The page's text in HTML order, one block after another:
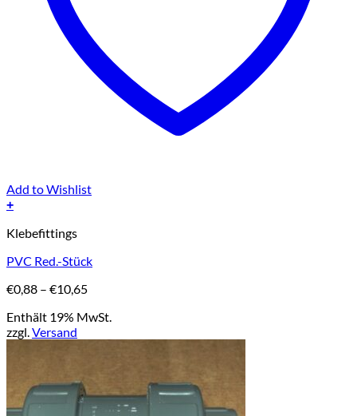
Add to Wishlist
+
Produkt
mehrere
auf.
Die
Optionen
können
Produktseite
gewählt
Klebefittings
PVC Red.-Stück
€0,88 – €10,65Preisspanne:
bis
Enthält 19% MwSt.
zzgl.Versand